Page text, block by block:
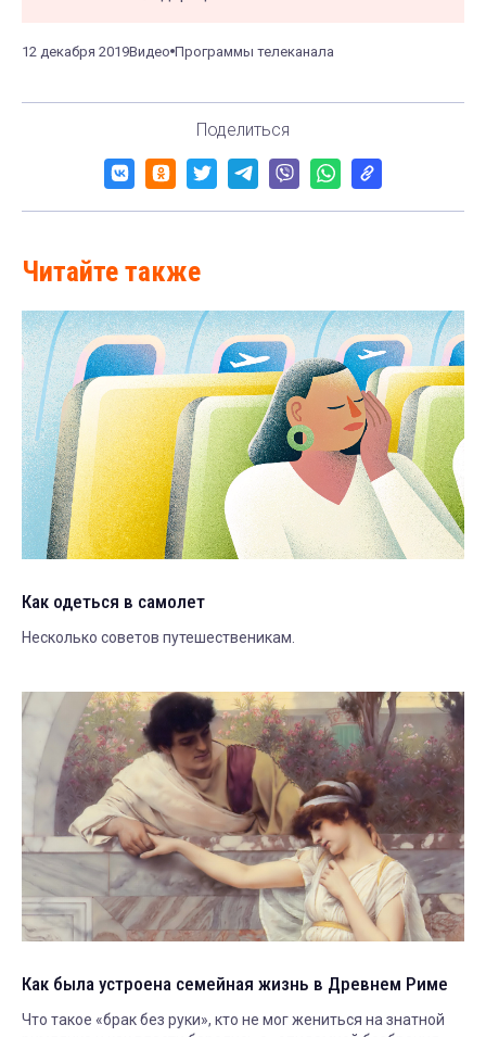
12 декабря 2019Видео Программы телеканала
Поделиться
Читайте также
Как одеться в самолет
Несколько советов путешественикам.
Как была устроена семейная жизнь в Древнем Риме
Что такое «брак без руки», кто не мог жениться на знатной